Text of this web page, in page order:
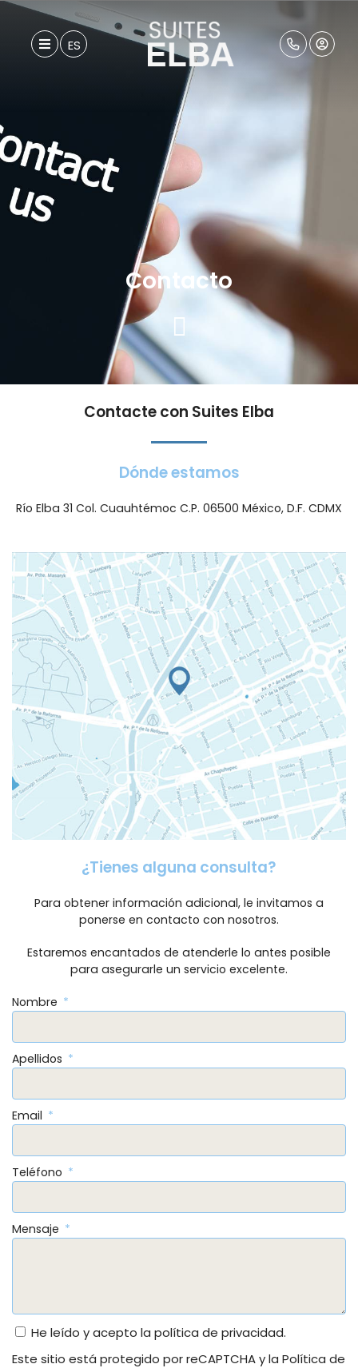
ES
Contacto
Contacte con Suites Elba
Dónde estamos​
Río Elba 31 Col. Cuauhtémoc C.P. 06500 México, D.F. CDMX
¿Tienes alguna consulta?
Para obtener información adicional, le invitamos a
ponerse en contacto con nosotros.
Estaremos encantados de atenderle lo antes posible
para asegurarle un servicio excelente.
Nombre
Apellidos
Email
Teléfono
Mensaje
He leído y acepto la política de privacidad.
Este sitio está protegido por reCAPTCHA y la Política de